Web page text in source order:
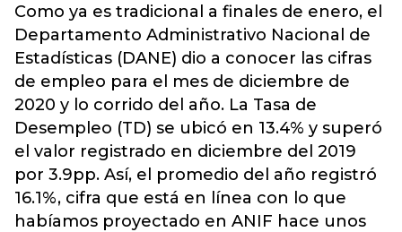
Como ya es tradicional a finales de enero, el
Departamento Administrativo Nacional de
Estadísticas (DANE) dio a conocer las cifras
de empleo para el mes de diciembre de
2020 y lo corrido del año. La Tasa de
Desempleo (TD) se ubicó en 13.4% y superó
el valor registrado en diciembre del 2019
por 3.9pp. Así, el promedio del año registró
16.1%, cifra que está en línea con lo que
habíamos proyectado en ANIF hace unos